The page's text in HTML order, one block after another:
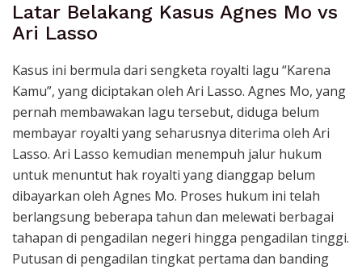
Latar Belakang Kasus Agnes Mo vs
Ari Lasso
Kasus ini bermula dari sengketa royalti lagu “Karena
Kamu”, yang diciptakan oleh Ari Lasso. Agnes Mo, yang
pernah membawakan lagu tersebut, diduga belum
membayar royalti yang seharusnya diterima oleh Ari
Lasso. Ari Lasso kemudian menempuh jalur hukum
untuk menuntut hak royalti yang dianggap belum
dibayarkan oleh Agnes Mo. Proses hukum ini telah
berlangsung beberapa tahun dan melewati berbagai
tahapan di pengadilan negeri hingga pengadilan tinggi.
Putusan di pengadilan tingkat pertama dan banding